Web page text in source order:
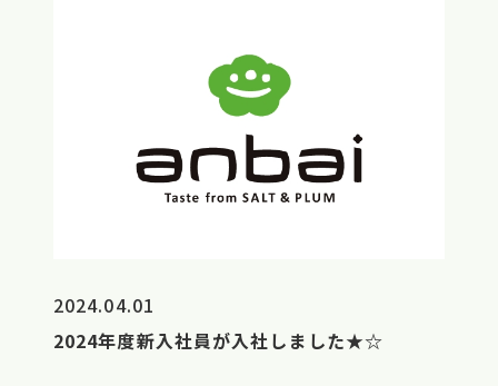
2024.04.01
2024年度新入社員が入社しました★☆